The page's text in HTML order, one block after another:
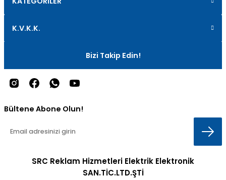
K.V.K.K.
Bizi Takip Edin!
Bültene Abone Olun!
SRC Reklam Hizmetleri Elektrik Elektronik
SAN.TİC.LTD.ŞTİ